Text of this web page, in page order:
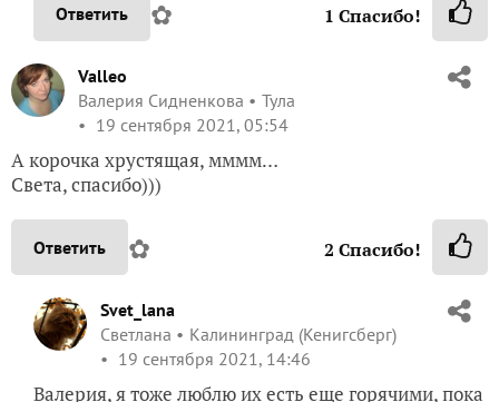
Ответить ✿ 1 Спасибо!
Valleo
Валерия Сидненкова
Тула
19 сентября 2021, 05:54
А корочка хрустящая, мммм…
Света, спасибо)))
Ответить ✿ 2 Спасибо!
Svet_lana
Светлана
Калининград (Кенигсберг)
19 сентября 2021, 14:46
Валерия, я тоже люблю их есть еще горячими, пока